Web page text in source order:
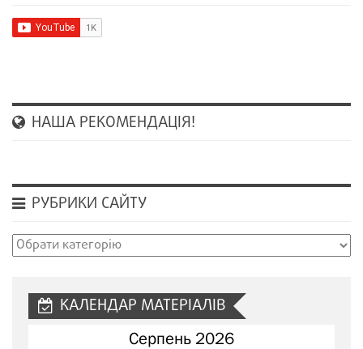
НАША РЕКОМЕНДАЦІЯ!
РУБРИКИ САЙТУ
Рубрики
КАЛЕНДАР МАТЕРІАЛІВ
Серпень 2026